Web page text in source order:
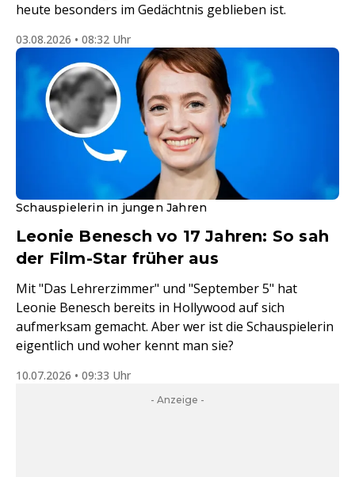
heute besonders im Gedächtnis geblieben ist.
03.08.2026 • 08:32 Uhr
Schauspielerin in jungen Jahren
Leonie Benesch vo 17 Jahren: So sah
der Film-Star früher aus
Mit "Das Lehrerzimmer" und "September 5" hat
Leonie Benesch bereits in Hollywood auf sich
aufmerksam gemacht. Aber wer ist die Schauspielerin
eigentlich und woher kennt man sie?
10.07.2026 • 09:33 Uhr
- Anzeige -